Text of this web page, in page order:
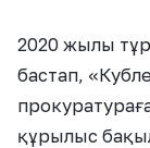
2020 жылы
бастап,
құрылыс